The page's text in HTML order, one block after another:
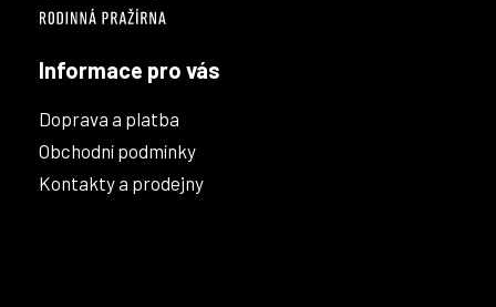
Informace pro vás
Doprava a platba
Obchodní podmínky
Kontakty a prodejny